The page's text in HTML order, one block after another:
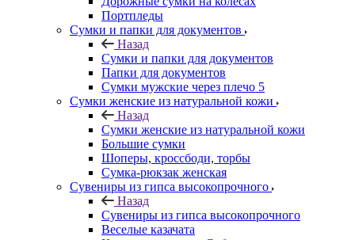
Портпледы
Сумки и папки для документов
Назад
Сумки и папки для документов
Папки для документов
Сумки мужские через плечо 5
Сумки женские из натуральной кожи
Назад
Сумки женские из натуральной кожи
Большие сумки
Шоперы, кроссбоди, торбы
Сумка-рюкзак женская
Сувениры из гипса высокопрочного
Назад
Сувениры из гипса высокопрочного
Веселые казачата